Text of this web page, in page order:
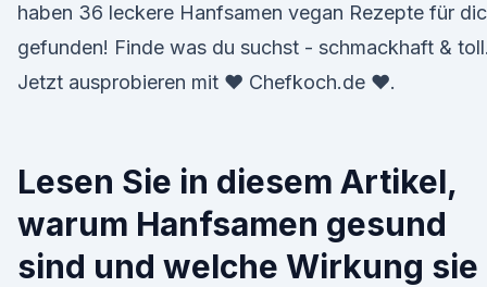
haben 36 leckere Hanfsamen vegan Rezepte für
gefunden! Finde was du suchst - schmackhaft & toll.
Jetzt ausprobieren mit ♥ Chefkoch.de ♥.
Lesen Sie in diesem Artikel,
warum Hanfsamen gesund
sind und welche Wirkung sie